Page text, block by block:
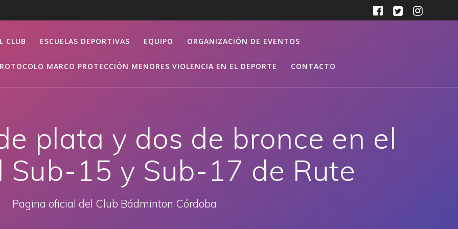
CLUB ESCUELAS DEPORTIVAS EQUIPO ORGANIZACIÓN DE EVENTOS
MARCO PROTECCIÓN MENORES VIOLENCIA EN EL DEPORTE CONTACTO
plata y dos de bronce en el
Sub-15 y Sub-17 de Rute
Pagina oficial del Club Bádminton Córdoba